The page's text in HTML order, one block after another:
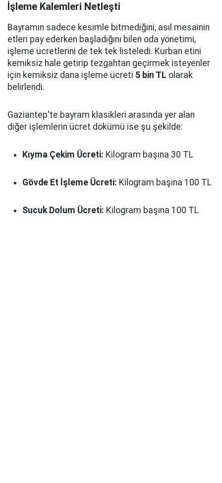
İşleme Kalemleri Netleşti
Bayramın sadece kesimle bitmediğini, asıl mesainin
etleri pay ederken başladığını bilen oda yönetimi,
işleme ücretlerini de tek tek listeledi. Kurban etini
kemiksiz hale getirip tezgahtan geçirmek isteyenler
için kemiksiz dana işleme ücreti 5 bin TL olarak
belirlendi.
Gaziantep'te bayram klasikleri arasında yer alan
diğer işlemlerin ücret dökümü ise şu şekilde:
Kıyma Çekim Ücreti: Kilogram başına 30 TL
Gövde Et İşleme Ücreti: Kilogram başına 100 TL
Sucuk Dolum Ücreti: Kilogram başına 100 TL